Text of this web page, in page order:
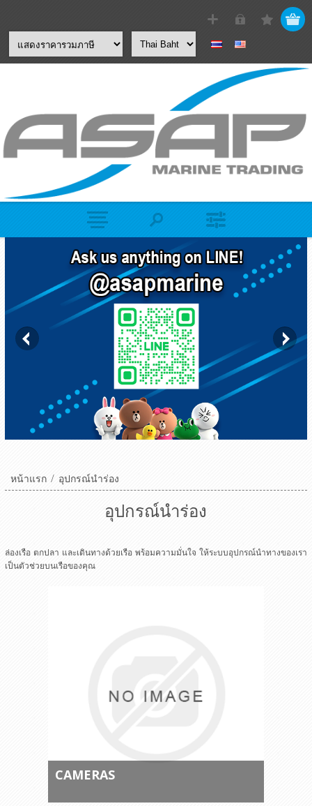
หน้าแรก / อุปกรณ์นำร่อง
อุปกรณ์นำร่อง
ล่องเรือ ตกปลา และเดินทางด้วยเรือ พร้อมความมั่นใจ ให้ระบบอุปกรณ์นำทางของเรา
เป็นตัวช่วยบนเรือของคุณ
CAMERAS